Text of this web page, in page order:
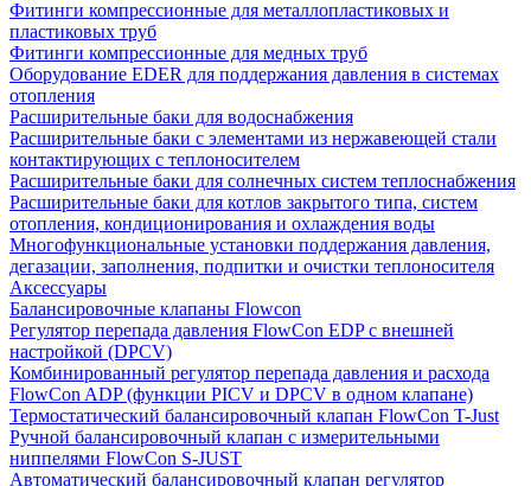
Фитинги компрессионные для металлопластиковых и
пластиковых труб
Фитинги компрессионные для медных труб
Оборудование EDER для поддержания давления в системах
отопления
Расширительные баки для водоснабжения
Расширительные баки с элементами из нержавеющей стали
контактирующих с теплоносителем
Расширительные баки для солнечных систем теплоснабжения
Расширительные баки для котлов закрытого типа, систем
отопления, кондиционирования и охлаждения воды
Многофункциональные установки поддержания давления,
дегазации, заполнения, подпитки и очистки теплоносителя
Аксессуары
Балансировочные клапаны Flowcon
Регулятор перепада давления FlowСon EDP с внешней
настройкой (DPCV)
Комбинированный регулятор перепада давления и расхода
FlowСon ADP (функции PICV и DPCV в одном клапане)
Термостатический балансировочный клапан FlowСon T-Just
Ручной балансировочный клапан с измерительными
ниппелями FlowСon S-JUST
Автоматический балансировочный клапан регулятор